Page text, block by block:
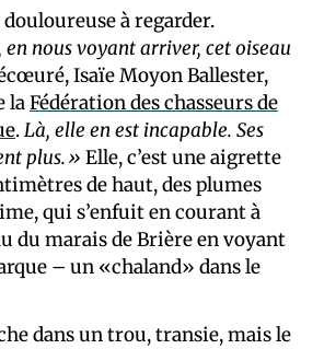
douloureuse à regarder.
nous voyant arriver, cet oiseau
Isaïe Moyon Ballester,
laFédération des chasseurs de
.Là, elle en est incapable. Ses
plus.» Elle, c’est une aigrette
de haut, des plumes
qui s’enfuit en courant à
du marais de Brière en voyant
– un «chaland» dans le
dans un trou, transie, mais le